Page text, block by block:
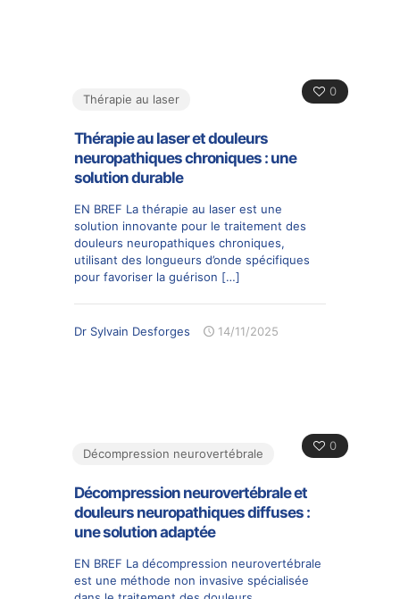
0
Thérapie au laser
Thérapie au laser et douleurs
neuropathiques chroniques : une
solution durable
EN BREF La thérapie au laser est une
solution innovante pour le traitement des
douleurs neuropathiques chroniques,
utilisant des longueurs d’onde spécifiques
pour favoriser la guérison […]
Dr Sylvain Desforges 14/11/2025
0
Décompression neurovertébrale
Décompression neurovertébrale et
douleurs neuropathiques diffuses :
une solution adaptée
EN BREF La décompression neurovertébrale
est une méthode non invasive spécialisée